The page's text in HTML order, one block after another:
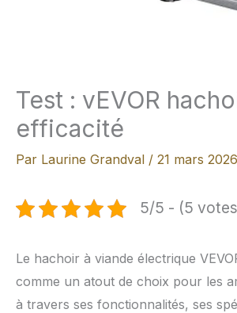
Test : vEVOR
efficacité
Par Laurine Grandval / 21 mars 2026
5/5 - (5
Le hachoir à viande électrique
comme un atout de choix pour les
à travers ses fonctionnalités, ses